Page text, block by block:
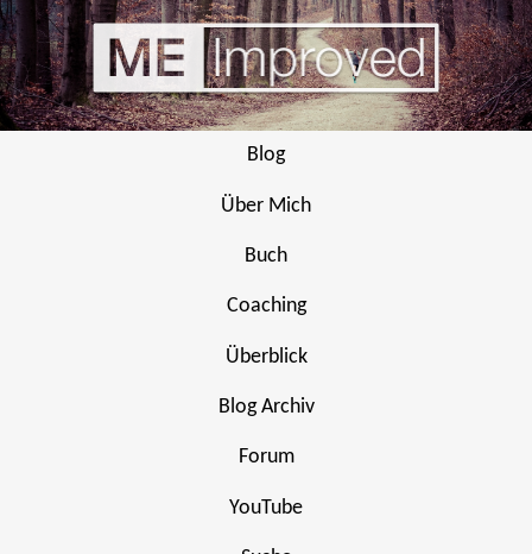
Blog
Über Mich
Buch
Coaching
Überblick
Blog Archiv
Forum
YouTube